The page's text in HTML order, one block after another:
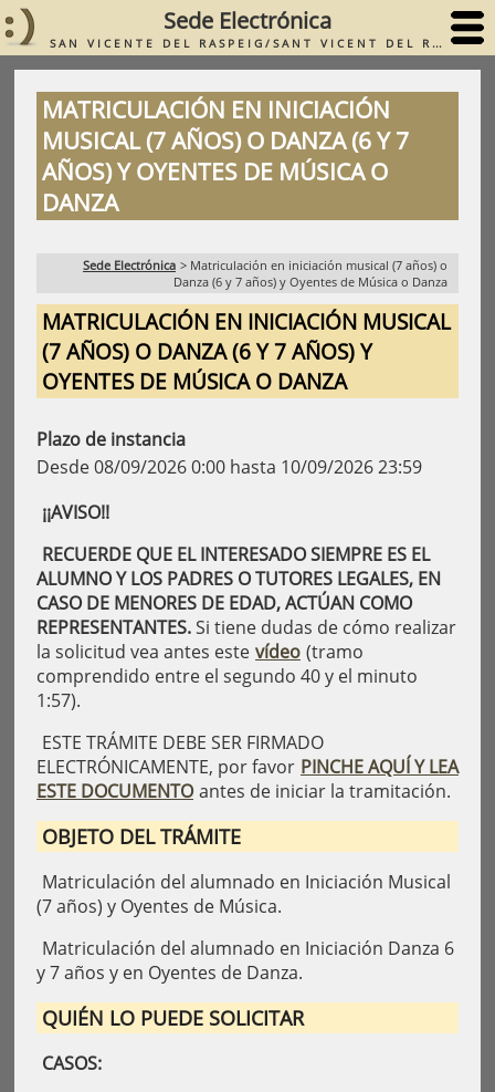
Sede Electrónica
SAN VICENTE DEL RASPEIG/SANT VICENT DEL RASPEIG
MATRICULACIÓN EN INICIACIÓN
MUSICAL (7 AÑOS) O DANZA (6 Y 7
AÑOS) Y OYENTES DE MÚSICA O
DANZA
Sede Electrónica > Matriculación en iniciación musical (7 años) o
Danza (6 y 7 años) y Oyentes de Música o Danza
MATRICULACIÓN EN INICIACIÓN MUSICAL
(7 AÑOS) O DANZA (6 Y 7 AÑOS) Y
OYENTES DE MÚSICA O DANZA
Plazo de instancia
Desde 08/09/2026 0:00 hasta 10/09/2026 23:59
¡¡AVISO!!
RECUERDE QUE EL INTERESADO SIEMPRE ES EL
ALUMNO Y LOS PADRES O TUTORES LEGALES, EN
CASO DE MENORES DE EDAD, ACTÚAN COMO
REPRESENTANTES.Si tiene dudas de cómo realizar
la solicitud vea antes este vídeo (tramo
comprendido entre el segundo 40 y el minuto
1:57).
ESTE TRÁMITE DEBE SER FIRMADO
ELECTRÓNICAMENTE, por favor PINCHE AQUÍ Y LEA
ESTE DOCUMENTO antes de iniciar la tramitación.
OBJETO DEL TRÁMITE
Matriculación del alumnado en Iniciación Musical
(7 años) y Oyentes de Música.
Matriculación del alumnado en Iniciación Danza 6
y 7 años y en Oyentes de Danza.
QUIÉN LO PUEDE SOLICITAR
CASOS: